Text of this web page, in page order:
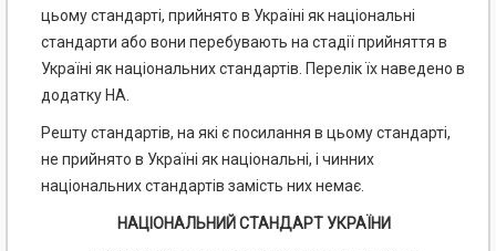
цьому стандарті, прийнято в Україні як національні
стандарти або вони перебувають на стадії прийняття в
Україні як національних стандартів. Перелік їх наведено в
додатку НА.
Решту стандартів, на які є посилання в цьому стандарті,
не прийнято в Україні як національні, і чинних
національних стандартів замість них немає.
НАЦІОНАЛЬНИЙ СТАНДАРТ УКРАЇНИ